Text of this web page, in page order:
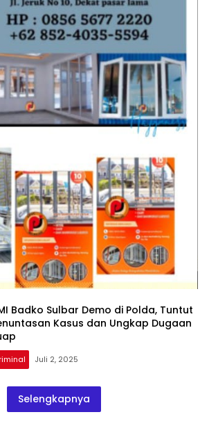
Badko Sulbar Demo di Polda, Tuntut
Kasus dan Ungkap Dugaan
Juli 2, 2025
Selengkapnya